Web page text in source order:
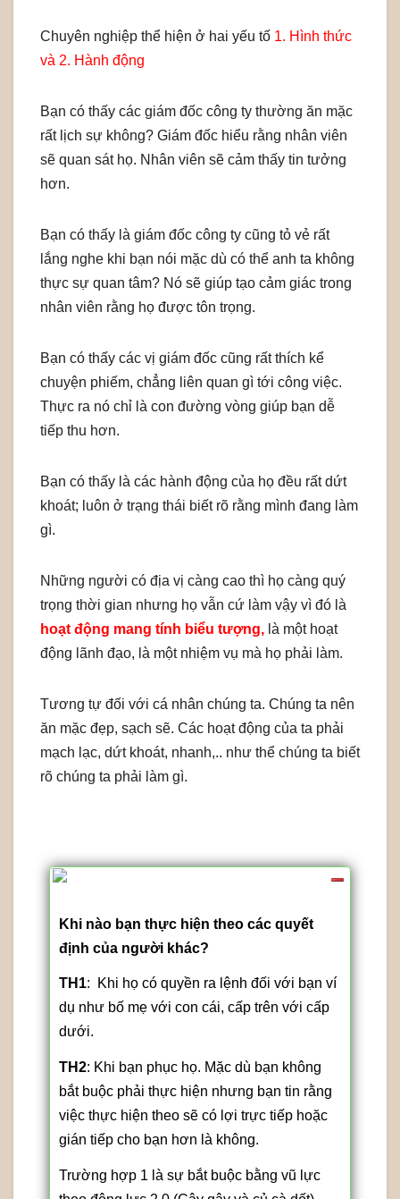
Chuyên nghiệp thể hiện ở hai yếu tố 1. Hình thức
và 2. Hành động
Bạn có thấy các giám đốc công ty thường ăn mặc
rất lịch sự không? Giám đốc hiểu rằng nhân viên
sẽ quan sát họ. Nhân viên sẽ cảm thấy tin tưởng
hơn.
Bạn có thấy là giám đốc công ty cũng tỏ vẻ rất
lắng nghe khi bạn nói mặc dù có thể anh ta không
thực sự quan tâm? Nó sẽ giúp tạo cảm giác trong
nhân viên rằng họ được tôn trọng.
Bạn có thấy các vị giám đốc cũng rất thích kể
chuyện phiếm, chẳng liên quan gì tới công việc.
Thực ra nó chỉ là con đường vòng giúp bạn dễ
tiếp thu hơn.
Bạn có thấy là các hành động của họ đều rất dứt
khoát; luôn ở trạng thái biết rõ rằng mình đang làm
gì.
Những người có địa vị càng cao thì họ càng quý
trọng thời gian nhưng họ vẫn cứ làm vậy vì đó là
hoạt động mang tính biểu tượng, là một hoạt
động lãnh đạo, là một nhiệm vụ mà họ phải làm.
Tương tự đối với cá nhân chúng ta. Chúng ta nên
ăn mặc đẹp, sạch sẽ. Các hoạt động của ta phải
mạch lạc, dứt khoát, nhanh,.. như thể chúng ta biết
rõ chúng ta phải làm gì.
Khi nào bạn thực hiện theo các quyết
định của người khác?
TH1: Khi họ có quyền ra lệnh đối với bạn ví
dụ như bố mẹ với con cái, cấp trên với cấp
dưới.
TH2: Khi bạn phục họ. Mặc dù bạn không
bắt buộc phải thực hiện nhưng bạn tin rằng
việc thực hiện theo sẽ có lợi trực tiếp hoặc
gián tiếp cho bạn hơn là không.
Trường hợp 1 là sự bắt buộc bằng vũ lực